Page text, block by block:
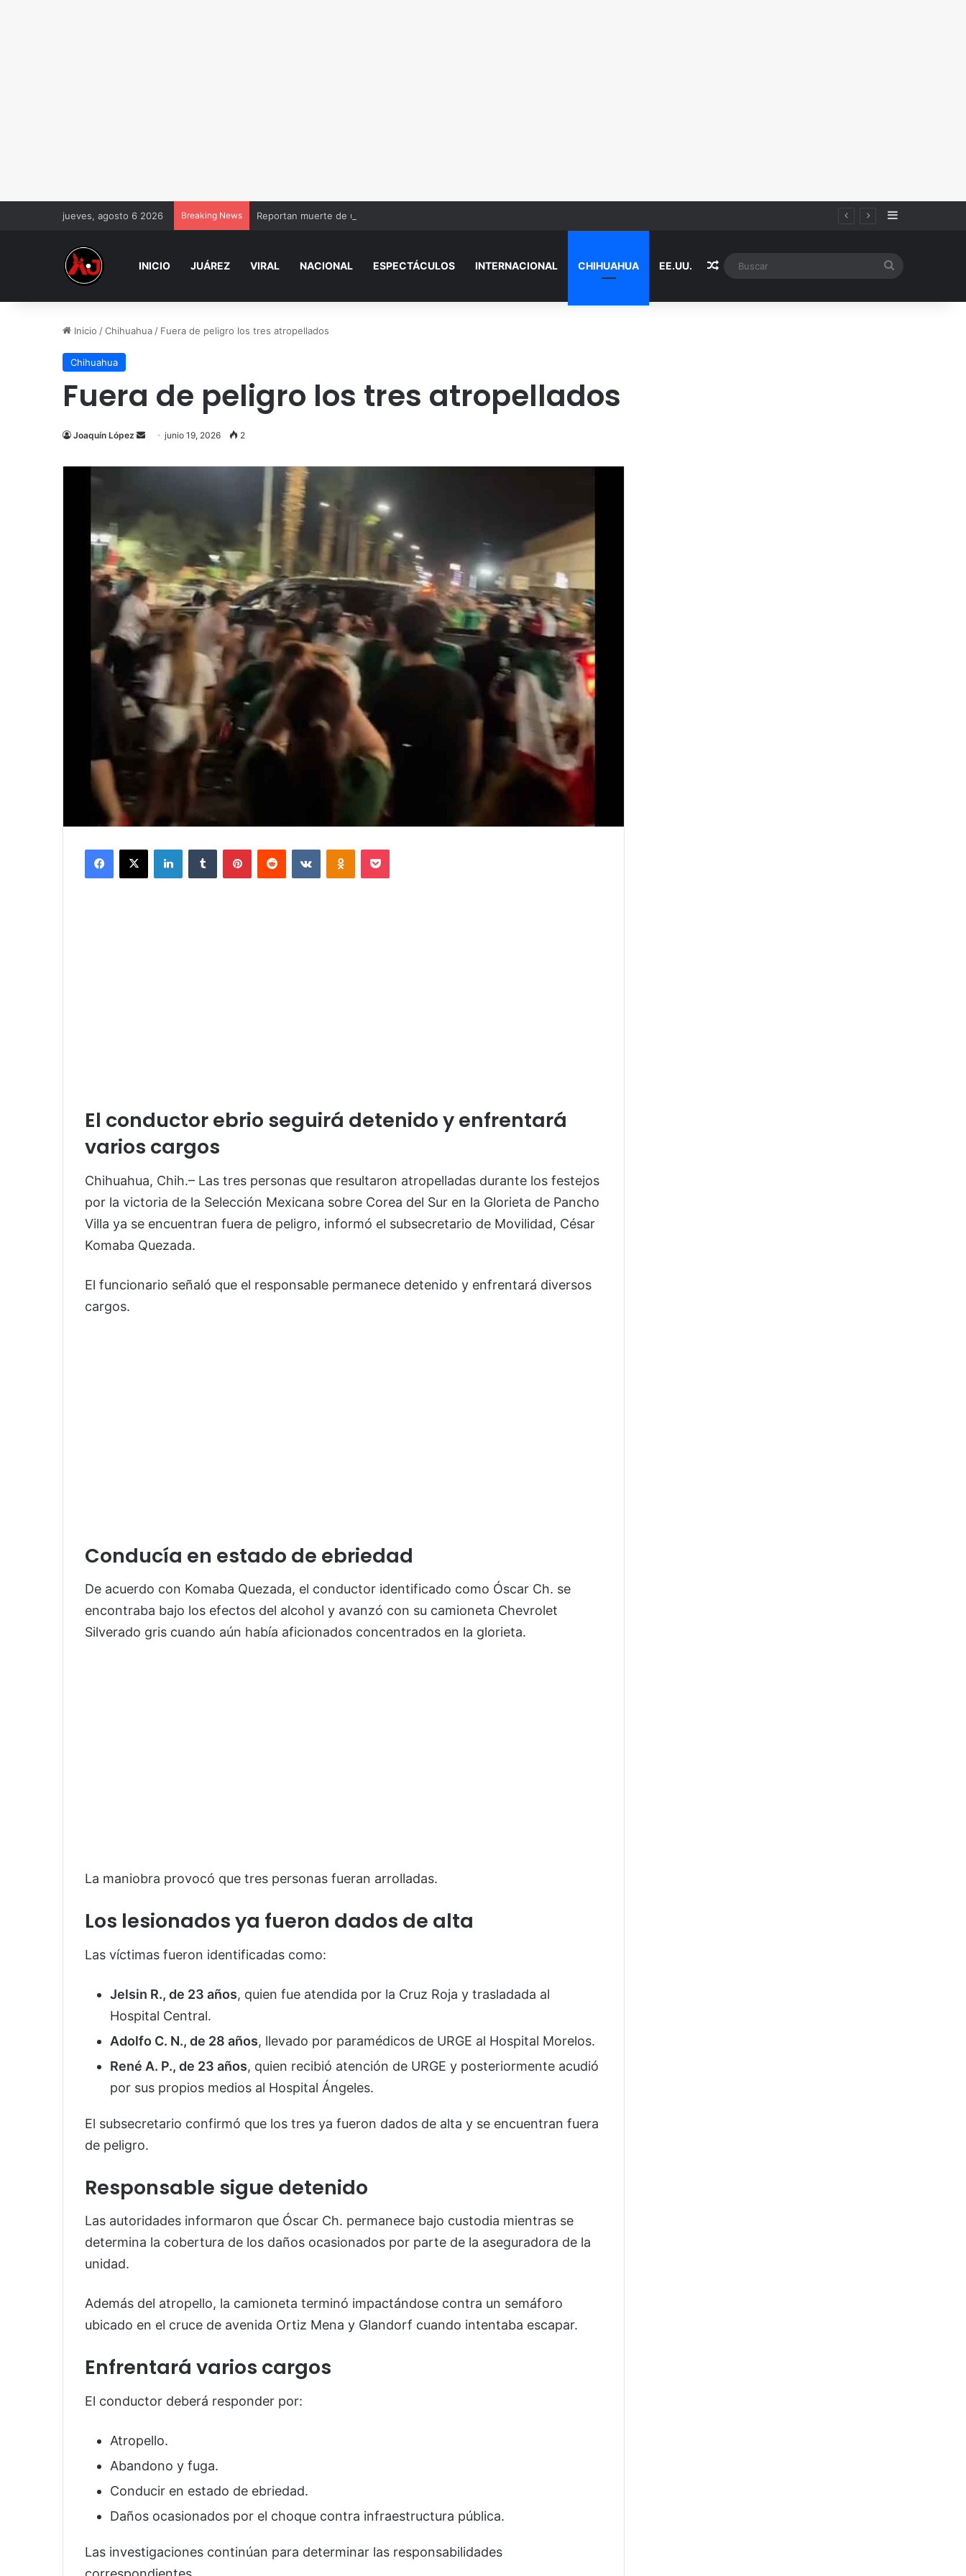
jueves, agosto 6 2026 Breaking News Reportan muerte de un interno en el Cereso Norte de Ciudad Juárez Sidebar
INICIO JUÁREZ VIRAL NACIONAL ESPECTÁCULOS INTERNACIONAL CHIHUAHUA EE.UU. Random Article
Inicio /Chihuahua / Fuera de peligro los tres atropellados
Chihuahua
Fuera de peligro los tres atropellados
Joaquín López
Send
email
junio 19, 2026 2
Facebook
X LinkedInTumblr PinterestReddit VKontakteOdnoklassniki
Pocket
El conductor ebrio seguirá detenido y enfrentará
varios cargos
Chihuahua, Chih.– Las tres personas que resultaron atropelladas durante los festejos
por la victoria de la Selección Mexicana sobre Corea del Sur en la Glorieta de Pancho
Villa ya se encuentran fuera de peligro, informó el subsecretario de Movilidad, César
Komaba Quezada.
El funcionario señaló que el responsable permanece detenido y enfrentará diversos
cargos.
Conducía en estado de ebriedad
De acuerdo con Komaba Quezada, el conductor identificado como Óscar Ch. se
encontraba bajo los efectos del alcohol y avanzó con su camioneta Chevrolet
Silverado gris cuando aún había aficionados concentrados en la glorieta.
La maniobra provocó que tres personas fueran arrolladas.
Los lesionados ya fueron dados de alta
Las víctimas fueron identificadas como:
Jelsin R., de 23 años, quien fue atendida por la Cruz Roja y trasladada al
Hospital Central.
Adolfo C. N., de 28 años, llevado por paramédicos de URGE al Hospital Morelos.
René A. P., de 23 años, quien recibió atención de URGE y posteriormente acudió
por sus propios medios al Hospital Ángeles.
El subsecretario confirmó que los tres ya fueron dados de alta y se encuentran fuera
de peligro.
Responsable sigue detenido
Las autoridades informaron que Óscar Ch. permanece bajo custodia mientras se
determina la cobertura de los daños ocasionados por parte de la aseguradora de la
unidad.
Además del atropello, la camioneta terminó impactándose contra un semáforo
ubicado en el cruce de avenida Ortiz Mena y Glandorf cuando intentaba escapar.
Enfrentará varios cargos
El conductor deberá responder por:
Atropello.
Abandono y fuga.
Conducir en estado de ebriedad.
Daños ocasionados por el choque contra infraestructura pública.
Las investigaciones continúan para determinar las responsabilidades